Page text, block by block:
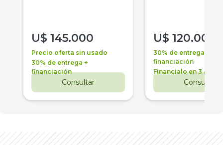
U$ 145.000
Precio oferta sin usado
30% de entrega +
financiación
Consultar
U$ 120.000
30% de entrega +
financiación
Financialo en 3 años
Consultar